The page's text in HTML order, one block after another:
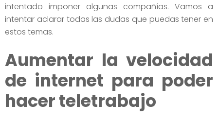
intentado imponer algunas compañías. Vamos a
intentar aclarar todas las dudas que puedas tener en
estos temas.
Aumentar la velocidad
de internet para poder
hacer teletrabajo